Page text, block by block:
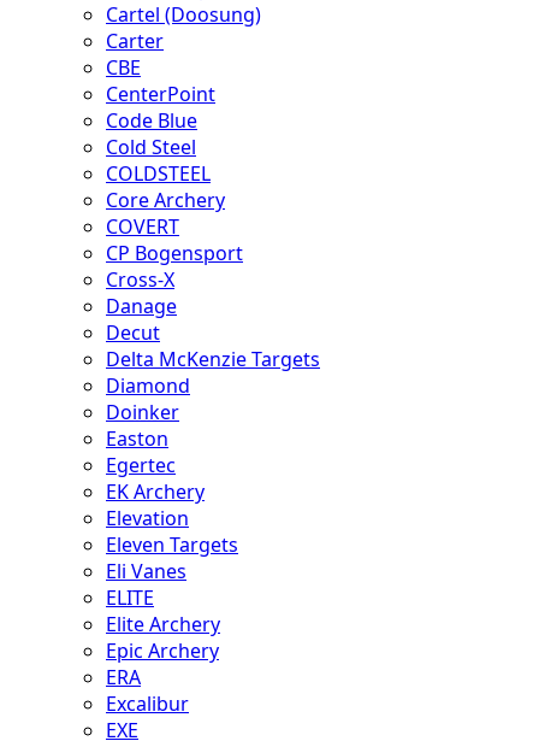
Cartel (Doosung)
Carter
CBE
CenterPoint
Code Blue
Cold Steel
COLDSTEEL
Core Archery
COVERT
CP Bogensport
Cross-X
Danage
Decut
Delta McKenzie Targets
Diamond
Doinker
Easton
Egertec
EK Archery
Elevation
Eleven Targets
Eli Vanes
ELITE
Elite Archery
Epic Archery
ERA
Excalibur
EXE